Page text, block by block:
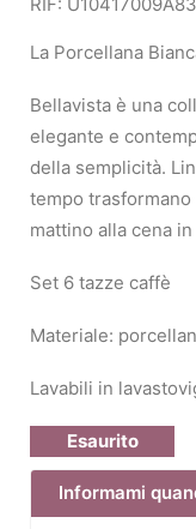
La Porcellana
Bellavista è una
elegante e
della semplicità.
tempo
mattino alla cena
Set 6 tazze caffè
Materiale:
Lavabili in
Esaurito
Informami